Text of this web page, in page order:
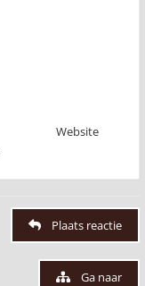
Website
Plaats reactie
Ga naar